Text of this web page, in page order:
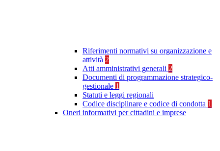
Riferimenti normativi su organizzazione e
attività 2
Atti amministrativi generali 2
Documenti di programmazione strategico-
gestionale 1
Statuti e leggi regionali
Codice disciplinare e codice di condotta 1
Oneri informativi per cittadini e imprese